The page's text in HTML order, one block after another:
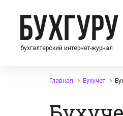
бухгалтерский интернет-журнал
Главная Бухучет